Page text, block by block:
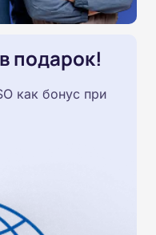
подарок!
как бонус при